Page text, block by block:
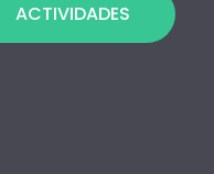
ACTIVIDADES